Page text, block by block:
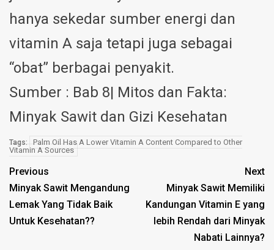
hanya sekedar sumber energi dan
vitamin A saja tetapi juga sebagai
“obat” berbagai penyakit.
Sumber : Bab 8| Mitos dan Fakta:
Minyak Sawit dan Gizi Kesehatan
Tags:
Palm Oil Has A Lower Vitamin A Content Compared to Other
Vitamin A Sources
Previous
Minyak Sawit Mengandung
Lemak Yang Tidak Baik
Untuk Kesehatan??
Next
Minyak Sawit Memiliki
Kandungan Vitamin E yang
lebih Rendah dari Minyak
Nabati Lainnya?